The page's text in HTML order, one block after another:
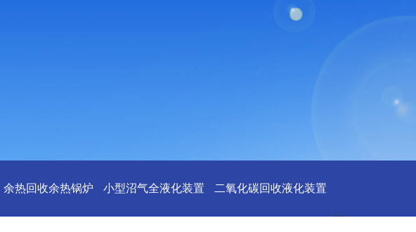
余热回收余热锅炉 小型沼气全液化装置 二氧化碳回收液化装置